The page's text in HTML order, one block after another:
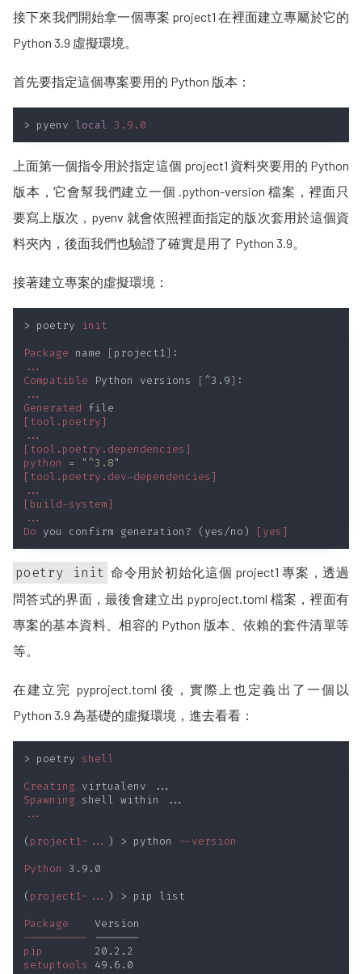
接下來我們開始拿一個專案 project1 在裡面建立專屬於它的
Python 3.9 虛擬環境。
首先要指定這個專案要用的 Python 版本：
> pyenv local
上面第一個指令用於指定這個 project1 資料夾要用的 Python
版本，它會幫我們建立一個 .python-version 檔案，裡面只
要寫上版次，pyenv 就會依照裡面指定的版次套用於這個資
料夾內，後面我們也驗證了確實是用了 Python 3.9。
接著建立專案的虛擬環境：
> poetry
Package name [ project1]
Compatible Python versions [ ^3.9]
Generated
python
= " ^3.8
Do you confirm generation? (yes/no)
poetry init 命令用於初始化這個 project1 專案，透過
問答式的界面，最後會建立出 pyproject.toml 檔案，裡面有
專案的基本資料、相容的 Python 版本、依賴的套件清單等
等。
在建立完 pyproject.toml 後，實際上也定義出了一個以
Python 3.9 為基礎的虛擬環境，進去看看：
> poetry
Creating
Spawning
(project1-... ) > python
Python
(project1-...
Package
----------
pip
setuptools